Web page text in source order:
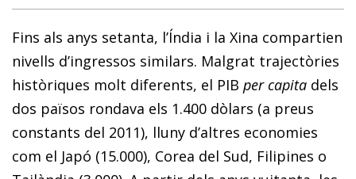
Fins als anys setanta, l’Índia i la Xina compartien
nivells d’ingressos similars. Malgrat trajectòries
històriques molt diferents, el PIB per capita dels
dos països rondava els 1.400 dòlars (a preus
constants del 2011), lluny d’altres economies
com el Japó (15.000), Corea del Sud, Filipines o